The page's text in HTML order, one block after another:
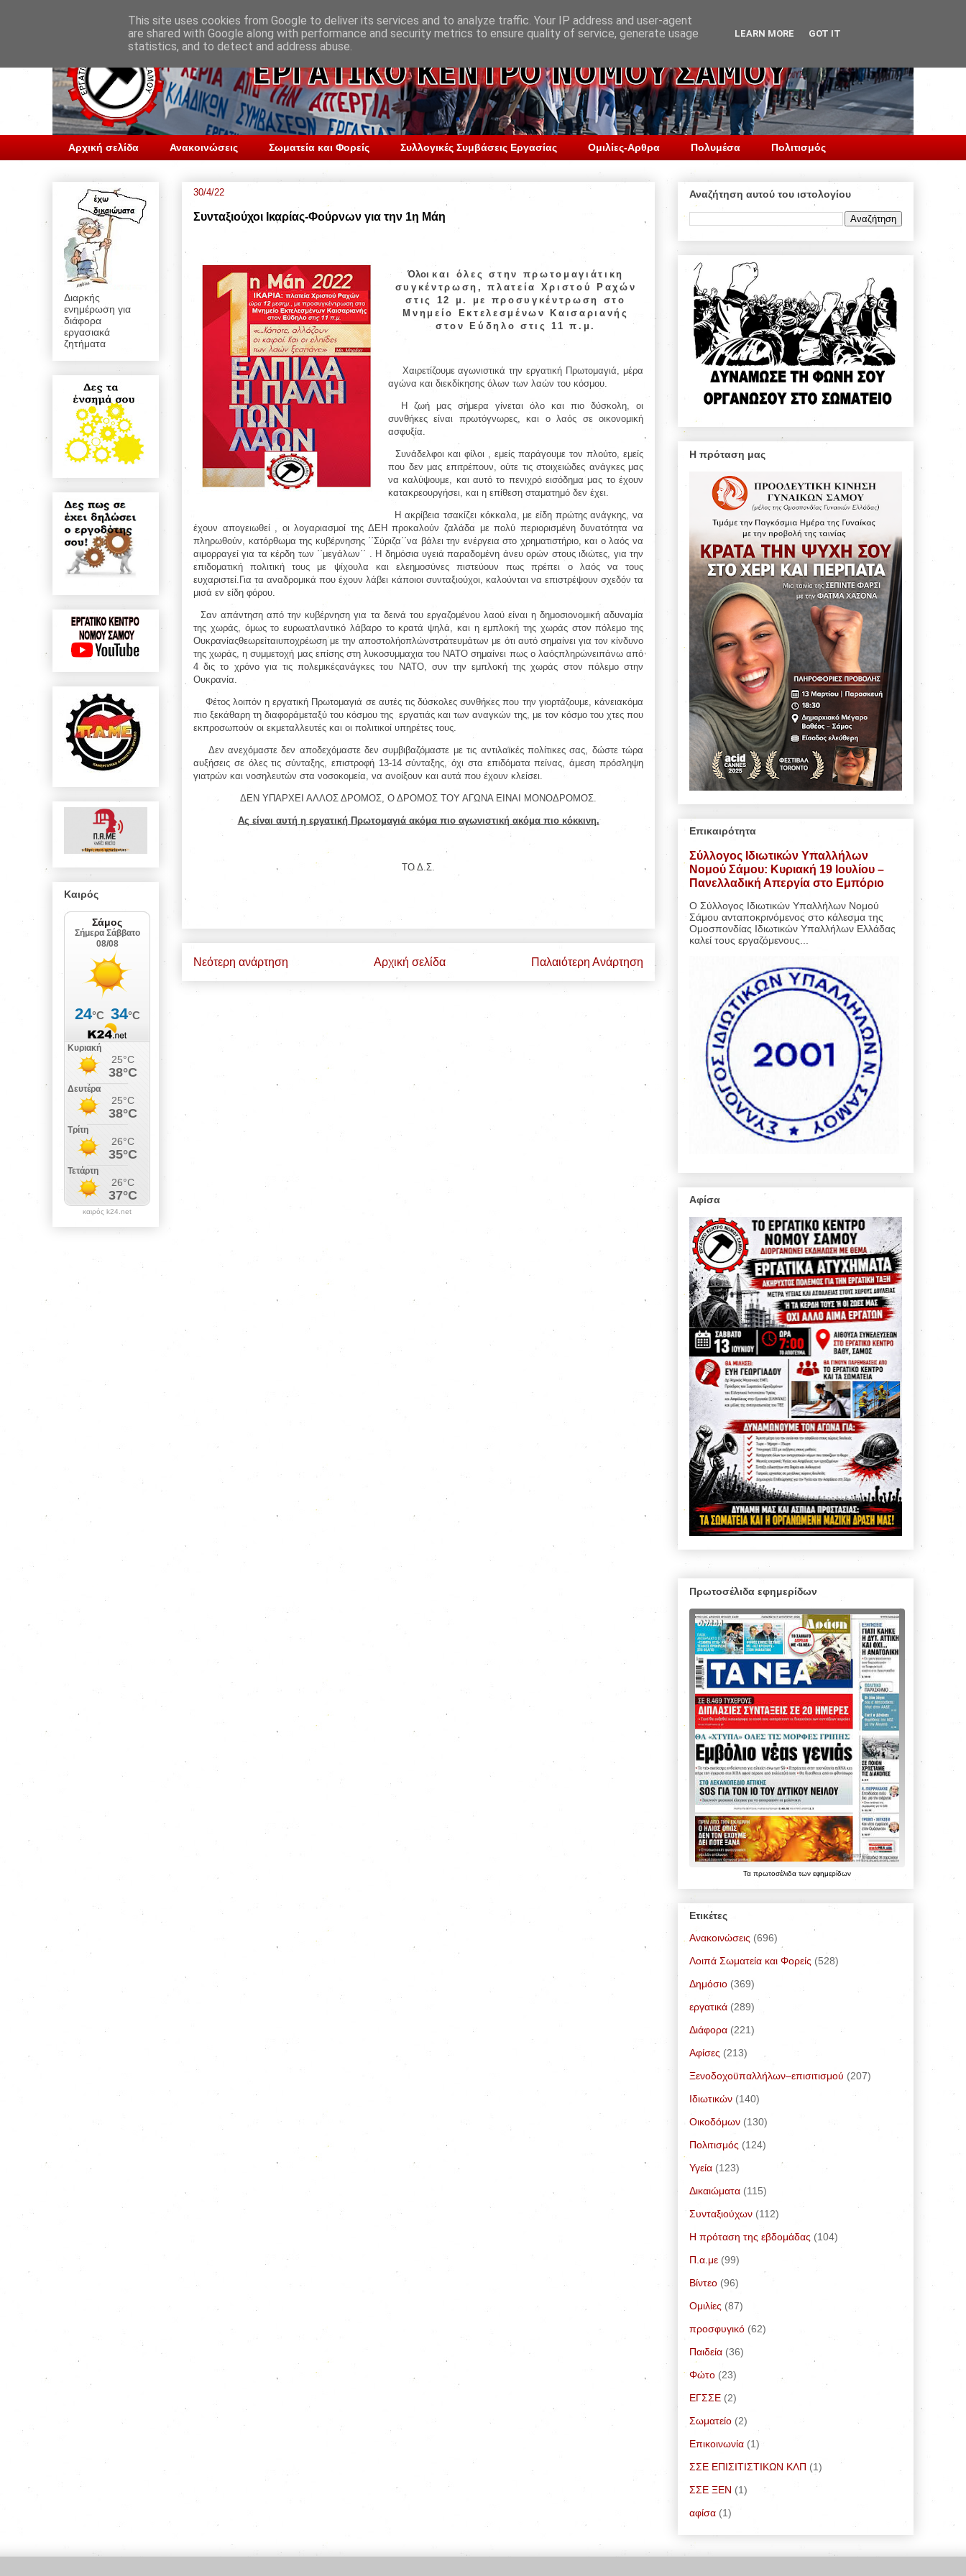
Αρχική σελίδα Ανακοινώσεις Σωματεία και Φορείς Συλλογικές Συμβάσεις Εργασίας Ομιλίες-Αρθρα Πολυμέσα Πολιτισμός
30/4/22
Συνταξιούχοι Ικαρίας-Φούρνων για την 1η Μάη
Όλοι και όλεςστην πρωτομαγιάτικη
συγκέντρωση , πλατεία
Χριστού Ραχών
στις
12 μ. με προσυγκέντρωση στο
Μνημείο Εκτελεσμένων Καισαριανής
στον
Εύδηλο στις 11 π.μ.
Χαιρετίζουμε αγωνιστικά την εργατική Πρωτομαγιά, μέρα
αγώνα και διεκδίκησης όλων των λαών του κόσμου.
Η ζωή μας σήμερα γίνεται όλο και πιο δύσκολη, οι
συνθήκες είναι πρωτόγνωρες, και ο λαός σε οικονομική
ασφυξία.
Συνάδελφοι και φίλοι , εμείς παράγουμε τον πλούτο, εμείς
που δεν μας επιτρέπουν, ούτε τις στοιχειώδες ανάγκες μας
να καλύψουμε, και αυτό το πενιχρό εισόδημα μας το έχουν
κατακρεουργήσει, και η επίθεση σταματημό δεν έχει.
Η ακρίβεια τσακίζει κόκκαλα, με είδη πρώτης ανάγκης, να
έχουν απογειωθεί , οι λογαριασμοί της ΔΕΗ προκαλούν ζαλάδα με πολύ περιορισμένη δυνατότητα να
πληρωθούν, κατόρθωμα της κυβέρνησης ΄΄Σύριζα΄΄να βάλει την ενέργεια στο χρηματιστήριο, και ο λαός να
αιμορραγεί για τα κέρδη των ΄΄μεγάλων΄΄ . Η δημόσια υγειά παραδομένη άνευ ορών στους ιδιώτες, για την
επιδοματική πολιτική τους με ψίχουλα και ελεημοσύνες πιστεύουν πως πρέπει ο λαός να τους
ευχαριστεί.Για τα αναδρομικά που έχουν λάβει κάποιοι συνταξιούχοι, καλούνται να επιστρέψουν σχεδόν τα
μισά εν είδη φόρου.
Σαν απάντηση από την κυβέρνηση για τα δεινά του εργαζομένου λαού είναι η δημοσιονομική αδυναμία
της χωράς, όμως το ευρωατλαντικό λάβαρο το κρατά ψηλά, και η εμπλοκή της χωράς στον πόλεμο της
Ουκρανίαςθεωρείταιυποχρέωση με την αποστολήοπλώνστρατευμάτων με ότι αυτό σημαίνει για τον κίνδυνο
της χωράς, η συμμετοχή μας επίσης στη λυκοσυμμαχια του ΝΑΤΟ σημαίνει πως ο λαόςπληρώνειπάνω από
4 δις το χρόνο για τις πολεμικέςανάγκες του ΝΑΤΟ, συν την εμπλοκή της χωράς στον πόλεμο στην
Ουκρανία.
Φέτος λοιπόν η εργατική Πρωτομαγιά σε αυτές τις δύσκολες συνθήκες που την γιορτάζουμε, κάνειακόμα
πιο ξεκάθαρη τη διαφοράμεταξύ του κόσμου της εργατιάς και των αναγκών της, με τον κόσμο του χτες που
εκπροσωπούν οι εκμεταλλευτές και οι πολιτικοί υπηρέτες τους.
Δεν ανεχόμαστε δεν αποδεχόμαστε δεν συμβιβαζόμαστε με τις αντιλαϊκές πολίτικες σας, δώστε τώρα
αυξήσεις σε όλες τις σύνταξης, επιστροφή 13-14 σύνταξης, όχι στα επιδόματα πείνας, άμεση πρόσληψη
γιατρών και νοσηλευτών στα νοσοκομεία, να ανοίξουν και αυτά που έχουν κλείσει.
ΔΕΝ ΥΠΑΡΧΕΙ ΑΛΛΟΣ ΔΡΟΜΟΣ, Ο ΔΡΟΜΟΣ ΤΟΥ ΑΓΩΝΑ ΕΙΝΑΙ ΜΟΝΟΔΡΟΜΟΣ.
Ας είναι αυτή η εργατική Πρωτομαγιά ακόμα πιο αγωνιστική ακόμα πιο κόκκινη.
ΤΟ Δ.Σ.
Νεότερη ανάρτηση Παλαιότερη Ανάρτηση
Αρχική σελίδα
Διαρκής
ενημέρωση για
διάφορα
εργασιακά
ζητήματα
Καιρός
καιρός k24.net
Αναζήτηση αυτού του ιστολογίου
Η πρόταση μας
Επικαιρότητα
Σύλλογος Ιδιωτικών Υπαλλήλων
Νομού Σάμου: Κυριακή 19 Ιουλίου –
Πανελλαδική Απεργία στο Εμπόριο
Ο Σύλλογος Ιδιωτικών Υπαλλήλων Νομού
Σάμου ανταποκρινόμενος στο κάλεσμα της
Ομοσπονδίας Ιδιωτικών Υπαλλήλων Ελλάδας
καλεί τους εργαζόμενους...
Αφίσα
Πρωτοσέλιδα εφημερίδων
Τα πρωτοσέλιδα των εφημερίδων
Ετικέτες
Ανακοινώσεις (696)
Λοιπά Σωματεία και Φορείς (528)
Δημόσιο (369)
εργατικά (289)
Διάφορα (221)
Αφίσες (213)
Ξενοδοχοϋπαλλήλων–επισιτισμού (207)
Ιδιωτικών (140)
Οικοδόμων (130)
Πολιτισμός (124)
Υγεία (123)
Δικαιώματα (115)
Συνταξιούχων (112)
Η πρόταση της εβδομάδας (104)
Π.α.με (99)
Bίντεο (96)
Ομιλίες (87)
προσφυγικό (62)
Παιδεία (36)
Φώτο (23)
ΕΓΣΣΕ (2)
Σωματείο (2)
Επικοινωνία (1)
ΣΣΕ ΕΠΙΣΙΤΙΣΤΙΚΩΝ ΚΛΠ (1)
ΣΣΕ ΞΕΝ (1)
αφίσα (1)
This site uses cookies from Google to deliver its services and to analyze traffic. Your IP address and user-agent
are shared with Google along with performance and security metrics to ensure quality of service, generate usage
statistics, and to detect and address abuse.
LEARN MORE GOT IT